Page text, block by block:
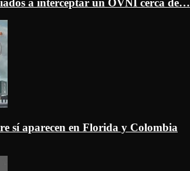
sí aparecen en Florida y Colombia